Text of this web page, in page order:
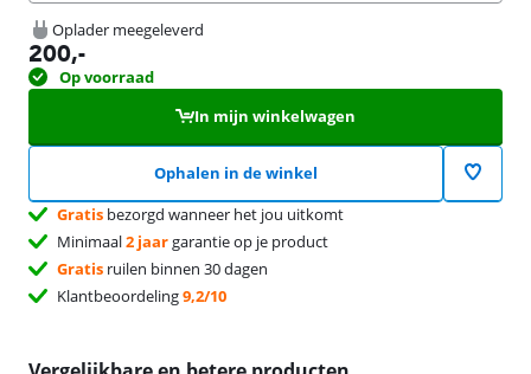
Oplader meegeleverd
200,-
Op voorraad
In mijn winkelwagen
Ophalen in de winkel
Gratis bezorgd wanneer het jou uitkomt
Minimaal2 jaargarantie op je product
Gratis ruilen binnen 30 dagen
Klantbeoordeling9,2/10